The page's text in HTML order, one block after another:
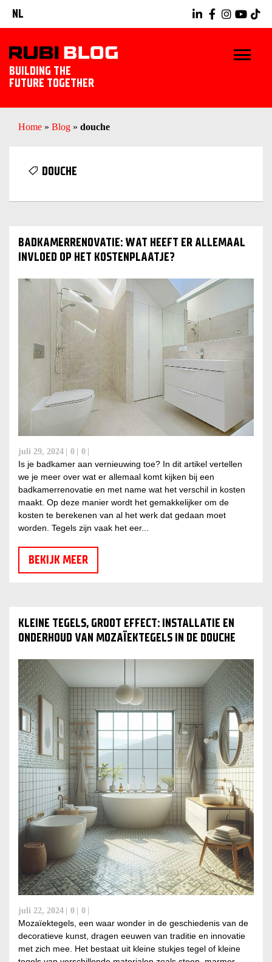
NL
BUILDING THE
FUTURE TOGETHER
HOME
ONTDEK RUBI
Home » Blog » douche
DOUCHE
BADKAMERRENOVATIE: WAT HEEFT ER ALLEMAAL
INVLOED OP HET KOSTENPLAATJE?
juli 29, 2024 0 0
Is je badkamer aan vernieuwing toe? In dit artikel vertellen
we je meer over wat er allemaal komt kijken bij een
badkamerrenovatie en met name wat het verschil in kosten
maakt. Op deze manier wordt het gemakkelijker om de
kosten te berekenen van al het werk dat gedaan moet
worden. Tegels zijn vaak het eer...
BEKIJK MEER
KLEINE TEGELS, GROOT EFFECT: INSTALLATIE EN
ONDERHOUD VAN MOZAÏEKTEGELS IN DE DOUCHE
juli 22, 2024 0 0
Mozaïektegels, een waar wonder in de geschiedenis van de
decoratieve kunst, dragen eeuwen van traditie en innovatie
met zich mee. Het bestaat uit kleine stukjes tegel of kleine